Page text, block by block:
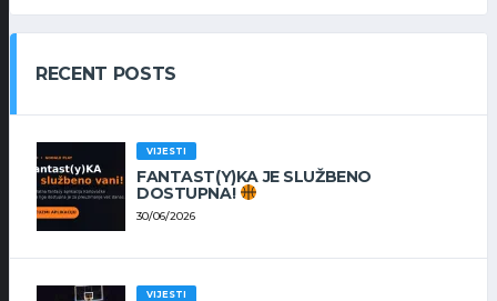
RECENT POSTS
VIJESTI
FANTAST(Y)KA JE SLUŽBENO
DOSTUPNA!
30/06/2026
VIJESTI